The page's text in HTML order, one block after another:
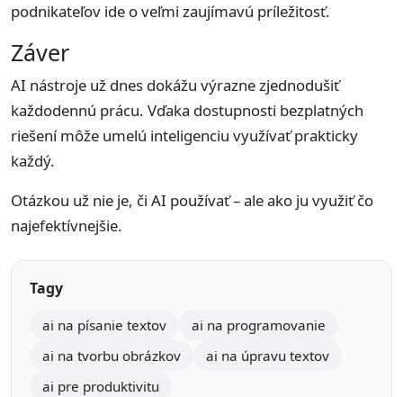
podnikateľov ide o veľmi zaujímavú príležitosť.
Záver
AI nástroje už dnes dokážu výrazne zjednodušiť
každodennú prácu. Vďaka dostupnosti bezplatných
riešení môže umelú inteligenciu využívať prakticky
každý.
Otázkou už nie je, či AI používať – ale ako ju využiť čo
najefektívnejšie.
Tagy
ai na písanie textov
ai na programovanie
ai na tvorbu obrázkov
ai na úpravu textov
ai pre produktivitu